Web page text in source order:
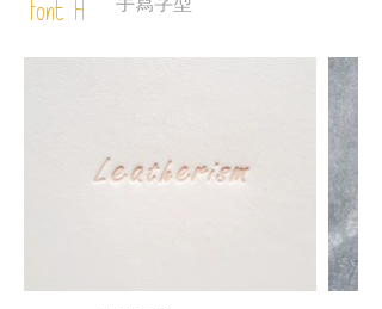
Font A